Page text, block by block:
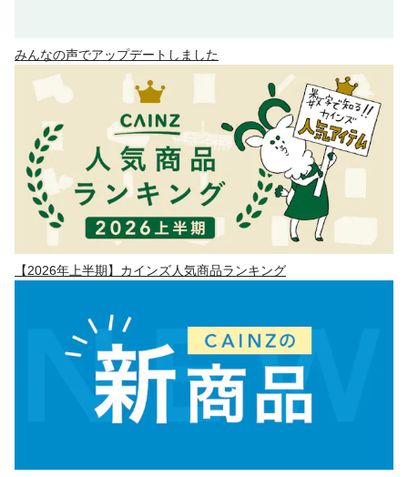
みんなの声でアップデートしました
【2026年上半期】カインズ人気商品ランキング